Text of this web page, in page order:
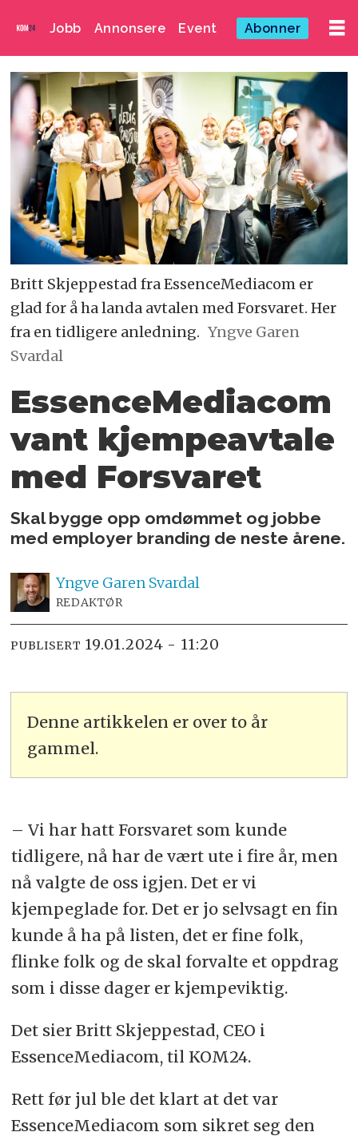
Jobb Annonsere Event Abonner
Britt Skjeppestad fra EssenceMediacom er
glad for å ha landa avtalen med Forsvaret. Her
fra en tidligere anledning. Yngve Garen
Svardal
EssenceMediacom
vant kjempeavtale
med Forsvaret
Skal bygge opp omdømmet og jobbe
med employer branding de neste årene.
Yngve Garen Svardal
REDAKTØR
PUBLISERT 19.01.2024 - 11:20
Denne artikkelen er over to år
gammel.
– Vi har hatt Forsvaret som kunde
tidligere, nå har de vært ute i fire år, men
nå valgte de oss igjen. Det er vi
kjempeglade for. Det er jo selvsagt en fin
kunde å ha på listen, det er fine folk,
flinke folk og de skal forvalte et oppdrag
som i disse dager er kjempeviktig.
Det sier Britt Skjeppestad, CEO i
EssenceMediacom, til KOM24.
Rett før jul ble det klart at det var
EssenceMediacom som sikret seg den